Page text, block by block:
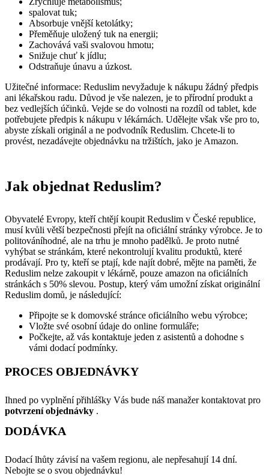
spalovat tuk;
Absorbuje vnější ketolátky;
Přeměňuje uložený tuk na energii;
Zachovává vaši svalovou hmotu;
Snižuje chuť k jídlu;
Odstraňuje únavu a úzkost.
Užitečné informace: Reduslim nevyžaduje k nákupu žádný předpis
ani lékařskou radu. Důvod je vše nalezen, je to přírodní produkt a
bez vedlejších účinků. Vejde se do volnosti na rozdíl od tablet, kde
potřebujete předpis k nákupu v lékárnách. Udělejte však vše pro to,
abyste získali originál a ne podvodník Reduslim. Chcete-li to
provést, nezadávejte objednávku na tržištích, jako je Amazon.
Jak objednat Reduslim?
Obyvatelé Evropy, kteří chtějí koupit Reduslim v České republice,
musí kvůli větší bezpečnosti přejít na oficiální stránky výrobce. Je to
politováníhodné, ale na trhu je mnoho padělků. Je proto nutné
vyhýbat se stránkám, které nekontrolují kvalitu produktů, které
prodávají. Pro ty, kteří se ptají, kde najít dobré, mějte na paměti, že
Reduslim nelze zakoupit v lékárně, pouze amazon na oficiálních
stránkách s 50% slevou. Postup, který vám umožní získat originální
Reduslim domů, je následující:
Připojte se k domovské stránce oficiálního webu výrobce;
Vložte své osobní údaje do online formuláře;
Počkejte, až vás kontaktuje jeden z asistentů a dohodne s
vámi dodací podmínky.
PROCES OBJEDNÁVKY
Ihned po vyplnění přihlášky Vás bude náš manažer kontaktovat pro
potvrzení objednávky .
DODÁVKA
Dodací lhůty závisí na vašem regionu, ale nepřesahují 14 dní.
Nebojte se o svou objednávku!